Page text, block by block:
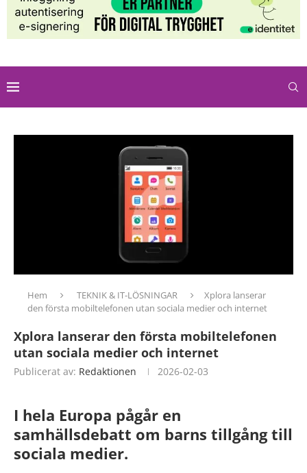
Hem TEKNIK & IT-LÖSNINGAR
Xplora lanserar
den första mobiltelefonen utan sociala medier och internet
Xplora lanserar den första mobiltelefonen
utan sociala medier och internet
Publicerat av: Redaktionen 2026-02-03
I hela Europa pågår en
samhällsdebatt om barns tillgång till
sociala medier.